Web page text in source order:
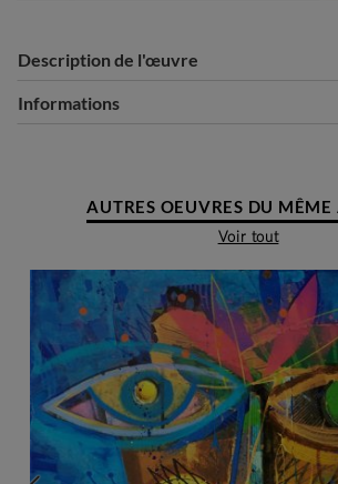
Description de l'œuvre
Informations
AUTRES OEUVRES DU MÊME
Voir tout